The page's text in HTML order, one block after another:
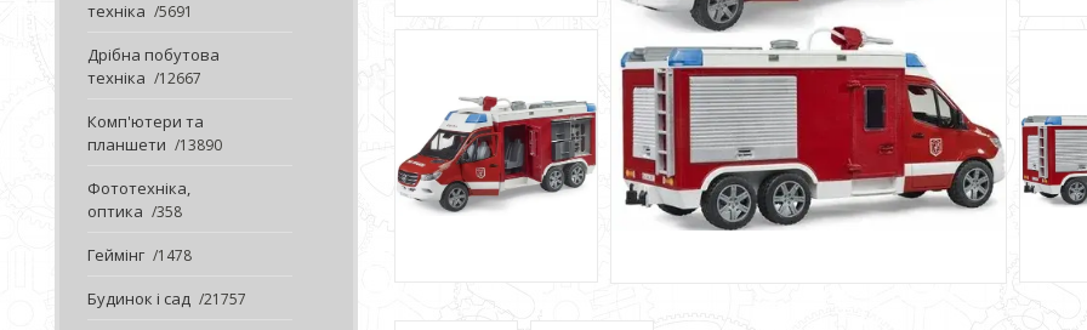
техніка
5691
Дрібна побутова
техніка
12667
Комп'ютери та
планшети
13890
Фототехніка,
оптика
358
Геймінг 1478
Будинок і сад 21757